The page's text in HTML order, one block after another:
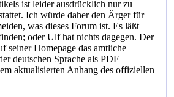
ist leider ausdrücklich nur zu
Ich würde daher den Ärger für
was dieses Forum ist. Es läßt
oder Ulf hat nichts dagegen. Der
seiner Homepage das amtliche
deutschen Sprache als PDF
aktualisierten Anhang des offiziellen